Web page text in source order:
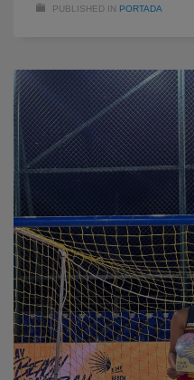
PUBLISHED IN PORTADA